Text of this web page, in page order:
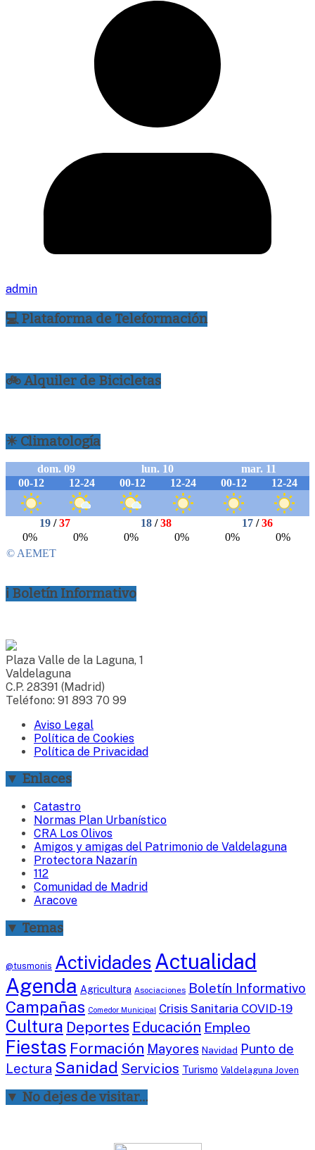
admin
💻 Plataforma de Teleformación
🚲 Alquiler de Bicicletas
☀ Climatología
ℹ Boletín Informativo
Plaza Valle de la Laguna, 1
Valdelaguna
C.P. 28391 (Madrid)
Teléfono: 91 893 70 99
Aviso Legal
Política de Cookies
Política de Privacidad
▼ Enlaces
Catastro
Normas Plan Urbanístico
CRA Los Olivos
Amigos y amigas del Patrimonio de Valdelaguna
Protectora Nazarín
112
Comunidad de Madrid
Aracove
▼ Temas
@tusmonis ActividadesActualidad
Agenda Agricultura Asociaciones Boletín Informativo
Campañas Comedor Municipal Crisis Sanitaria COVID-19
Cultura Deportes Educación Empleo
Fiestas Formación Mayores Navidad Punto de
Lectura Sanidad Servicios Turismo Valdelaguna Joven
▼ No dejes de visitar…